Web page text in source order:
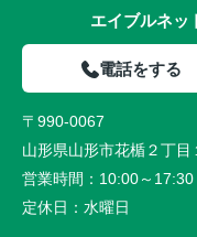
エイブルネッ
電話をする
〒990-0067
山形県山形市花楯２丁目
営業時間： 10:00～17:30
定休日： 水曜日